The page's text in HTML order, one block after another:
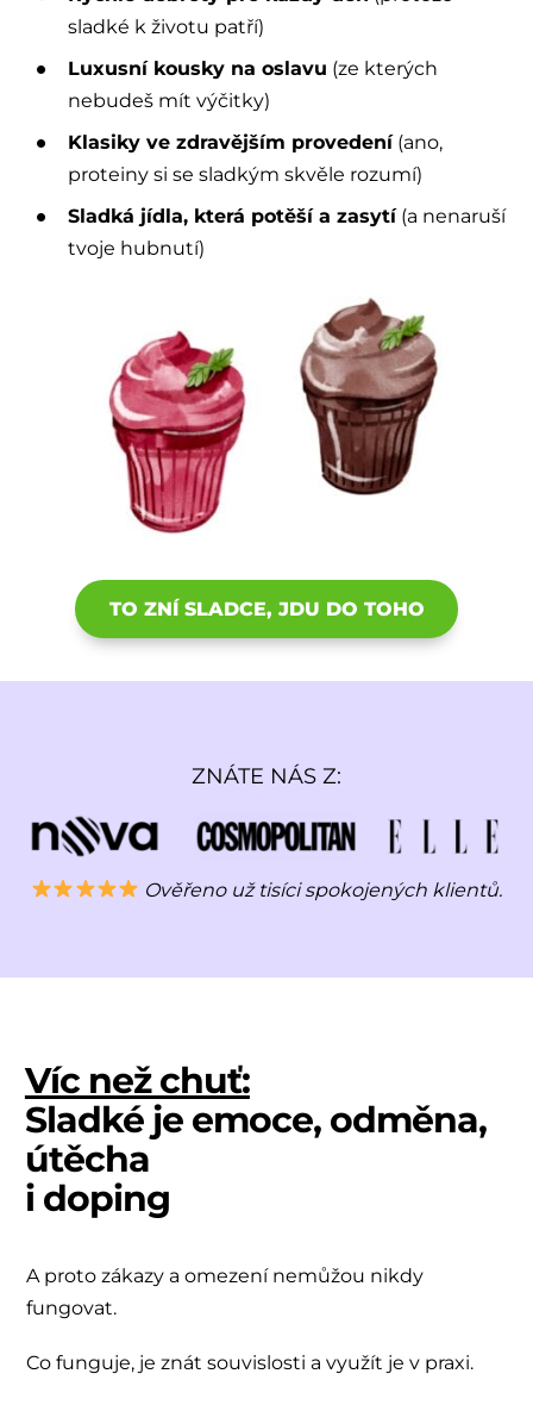
sladké k životu patří)
Luxusní kousky na oslavu (ze kterých
nebudeš mít výčitky)
Klasiky ve zdravějším provedení(ano,
proteiny si se sladkým skvěle rozumí)
Sladká jídla, která potěší a zasytí(a nenaruší
tvoje hubnutí)
TO ZNÍ SLADCE, JDU DO TOHO
ZNÁTE NÁS Z:
Ověřeno už tisíci spokojených klientů.
Víc než chuť:
Sladké je emoce, odměna,
útěcha
i doping
A proto zákazy a omezení nemůžou nikdy
fungovat.
Co funguje, je znát souvislosti a využít je v praxi.